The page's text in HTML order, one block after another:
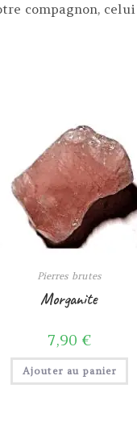
compagnon,
Pierres brutes
Morganite
7,90 €
Ajouter au panier